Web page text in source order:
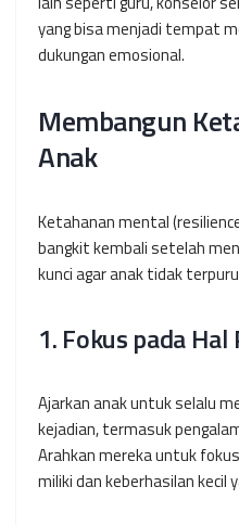
yang bisa menjadi tempat
dukungan emosional.
Membangun
Anak
Ketahanan mental (
bangkit kembali setelah
kunci agar anak tidak
1. Fokus pada
Ajarkan anak untuk selalu
kejadian, termasuk
Arahkan mereka untuk
miliki dan keberhasilan kecil